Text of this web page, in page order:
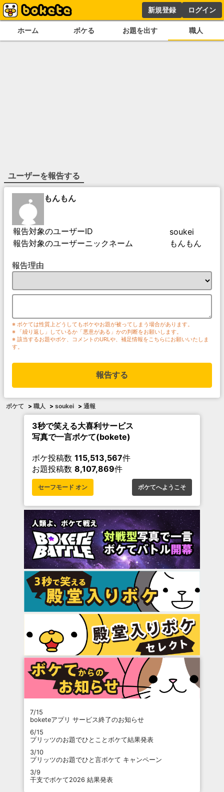
新規登録 ログイン
ホーム ボケる お題を出す 職人
ユーザーを報告する
もんもん
報告対象のユーザーID
soukei
報告対象のユーザーニックネーム
もんもん
報告理由
※ ボケては性質上どうしてもボケやお題が被ってしまう場合があります。
※ 「繰り返し」しているか「悪意がある」かの判断をお願いします。
※ 該当するお題やボケ、コメントのURLや、補足情報をこちらにお願いいたしま
す。
報告する
ボケて > 職人 > soukei > 通報
3秒で笑える大喜利サービス
写真で一言ボケて(bokete)
ボケ投稿数 115,513,567件
お題投稿数 8,107,869件
セーフモード オン ボケてへようこそ
7/15
boketeアプリ サービス終了のお知らせ
6/15
プリッツのお題でひとことボケて結果発表
3/10
プリッツのお題でひと言ボケて キャンペーン
3/9
干支でボケて2026 結果発表